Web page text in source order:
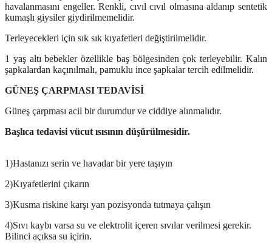
havalanmasını engeller. Renkli, cıvıl cıvıl olmasına aldanıp sentetik
kumaşlı giysiler giydirilmemelidir.
Terleyecekleri için sık sık kıyafetleri değiştirilmelidir.
1 yaş altı bebekler özellikle baş bölgesinden çok terleyebilir. Kalın
şapkalardan kaçınılmalı, pamuklu ince şapkalar tercih edilmelidir.
GÜNEŞ ÇARPMASI TEDAVİSİ
Güneş çarpması acil bir durumdur ve ciddiye alınmalıdır.
Başlıca tedavisi vücut ısısının düşürülmesidir.
1)Hastanızı serin ve havadar bir yere taşıyın
2)Kıyafetlerini çıkarın
3)Kusma riskine karşı yan pozisyonda tutmaya çalışın
4)Sıvı kaybı varsa su ve elektrolit içeren sıvılar verilmesi gerekir.
Bilinci açıksa su içirin.